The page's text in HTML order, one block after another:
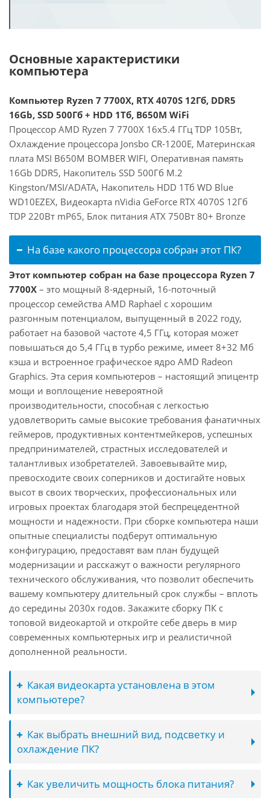
Основные характеристики
компьютера
Компьютер Ryzen 7 7700X, RTX 4070S 12Гб, DDR5
16Gb, SSD 500Гб + HDD 1Тб, B650M WiFi
Процессор AMD Ryzen 7 7700X 16x5.4 ГГц TDP 105Вт,
Охлаждение процессора Jonsbo CR-1200E, Материнская
плата MSI B650M BOMBER WIFI, Оперативная память
16Gb DDR5, Накопитель SSD 500Гб M.2
Kingston/MSI/ADATA, Накопитель HDD 1Тб WD Blue
WD10EZEX, Видеокарта nVidia GeForce RTX 4070S 12Гб
TDP 220Вт mP65, Блок питания ATX 750Вт 80+ Bronze
На базе какого процессора собран этот ПК?
Этот компьютер собран на базе процессора Ryzen 7
7700X – это мощный 8-ядерный, 16-поточный
процессор семейства AMD Raphael с хорошим
разгонным потенциалом, выпущенный в 2022 году,
работает на базовой частоте 4,5 ГГц, которая может
повышаться до 5,4 ГГц в турбо режиме, имеет 8+32 Мб
кэша и встроенное графическое ядро AMD Radeon
Graphics. Эта серия компьютеров – настоящий эпицентр
мощи и воплощение невероятной
производительности, способная с легкостью
удовлетворить самые высокие требования фанатичных
геймеров, продуктивных контентмейкеров, успешных
предпринимателей, страстных исследователей и
талантливых изобретателей. Завоевывайте мир,
превосходите своих соперников и достигайте новых
высот в своих творческих, профессиональных или
игровых проектах благодаря этой беспрецедентной
мощности и надежности. При сборке компьютера наши
опытные специалисты подберут оптимальную
конфигурацию, предоставят вам план будущей
модернизации и расскажут о важности регулярного
технического обслуживания, что позволит обеспечить
вашему компьютеру длительный срок службы – вплоть
до середины 2030х годов. Закажите сборку ПК с
топовой видеокартой и откройте себе дверь в мир
современных компьютерных игр и реалистичной
дополненной реальности.
Какая видеокарта установлена в этом
компьютере?
Как выбрать внешний вид, подсветку и
охлаждение ПК?
Как увеличить мощность блока питания?